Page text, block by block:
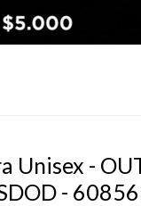
Unisex -
-